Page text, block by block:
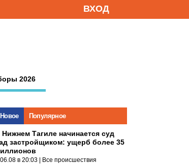
ВХОД
2026
Новое Популярное
Нижнем Тагиле начинается суд
застройщиком: ущерб более 35
06.08 в 20:03 | Все происшествия